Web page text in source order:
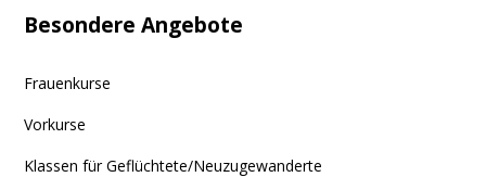
Besondere Angebote
Frauenkurse
Vorkurse
Klassen für Geflüchtete/Neuzugewanderte